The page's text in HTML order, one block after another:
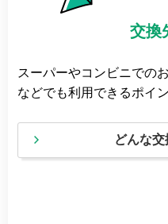
交換
スーパーやコンビニでの
などでも利用できるポイ
どんな交